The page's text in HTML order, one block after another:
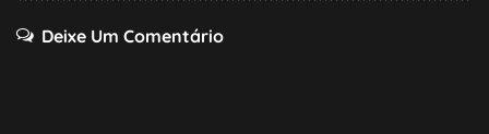
Deixe Um Comentário